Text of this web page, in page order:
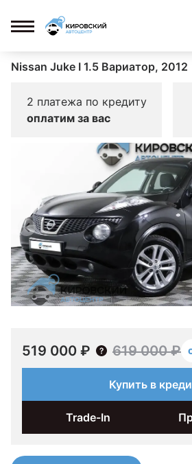
Nissan Juke I 1.5 Вариатор, 2012
2 платежа по кредиту
оплатим за вас
519 000 ₽ 619 000 ₽
Купить в
Trade-In